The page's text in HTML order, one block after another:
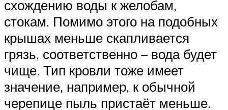
схождению воды к желобам,
стокам. Помимо этого на подобных
крышах меньше скапливается
грязь, соответственно – вода будет
чище. Тип кровли тоже имеет
значение, например, к обычной
черепице пыль пристаёт меньше.